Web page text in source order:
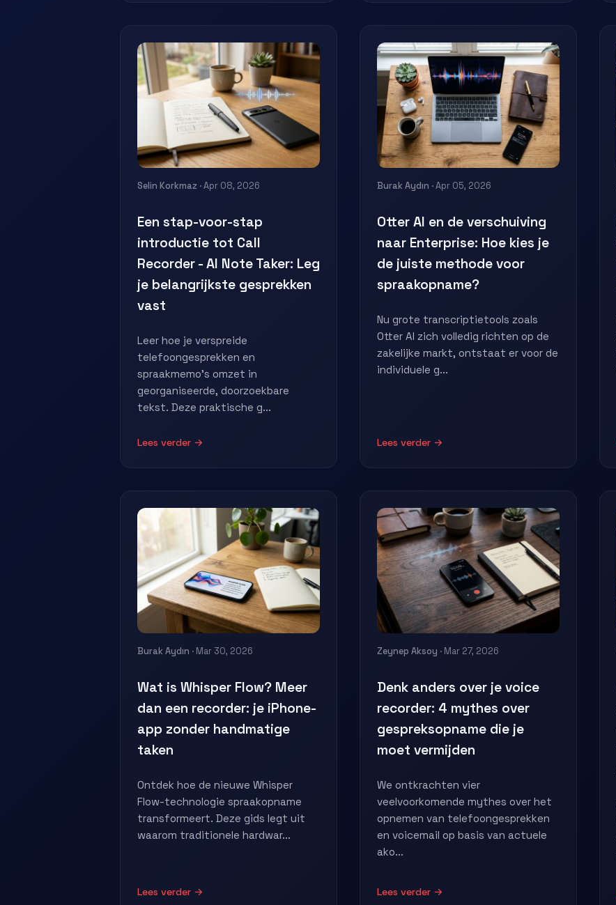
Selin Korkmaz · Apr 08, 2026
Een stap-voor-stap
introductie tot Call
Recorder - AI Note Taker: Leg
je belangrijkste gesprekken
vast
Leer hoe je verspreide
telefoongesprekken en
spraakmemo's omzet in
georganiseerde, doorzoekbare
tekst. Deze praktische g...
Lees verder →
Burak Aydın · Apr 05, 2026
Otter AI en de verschuiving
naar Enterprise: Hoe kies je
de juiste methode voor
spraakopname?
Nu grote transcriptietools zoals
Otter AI zich volledig richten op de
zakelijke markt, ontstaat er voor de
individuele g...
Lees verder →
Burak Aydın · Mar 30, 2026
Wat is Whisper Flow? Meer
dan een recorder: je iPhone-
app zonder handmatige
taken
Ontdek hoe de nieuwe Whisper
Flow-technologie spraakopname
transformeert. Deze gids legt uit
waarom traditionele hardwar...
Lees verder →
Zeynep Aksoy · Mar 27, 2026
Denk anders over je voice
recorder: 4 mythes over
gespreksopname die je
moet vermijden
We ontkrachten vier
veelvoorkomende mythes over het
opnemen van telefoongesprekken
en voicemail op basis van actuele
ako...
Lees verder →